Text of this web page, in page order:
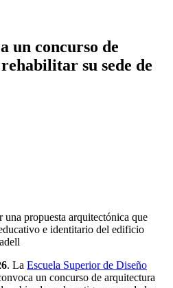
un concurso de
su sede de
propuesta arquitectónica que
e identitario del edificio
. La Escuela Superior de Diseño
un concurso de arquitectura